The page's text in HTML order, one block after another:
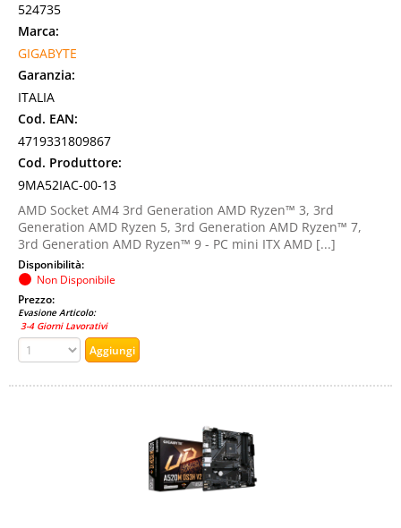
524735
Marca:
GIGABYTE
Garanzia:
ITALIA
Cod. EAN:
4719331809867
Cod. Produttore:
9MA52IAC-00-13
AMD Socket AM4 3rd Generation AMD Ryzen™ 3, 3rd
Generation AMD Ryzen 5, 3rd Generation AMD Ryzen™ 7,
3rd Generation AMD Ryzen™ 9 - PC mini ITX AMD [...]
Disponibilità:
Non Disponibile
Prezzo:
Evasione Articolo:
3-4 Giorni Lavorativi